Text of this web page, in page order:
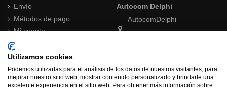
Envío
Métodos de pago
Mi cuenta
Términos y condiciones
Política de cambios y
devoluciones
Aviso legal
Autocom Delphi
AutocomDelphi
Contacta con nosotros
Utilizamos cookies
Podemos utilizarlas para el análisis de los datos de nuestros visitantes, para
mejorar nuestro sitio web, mostrar contenido personalizado y brindarle una
excelente experiencia en el sitio web. Para obtener más información sobre